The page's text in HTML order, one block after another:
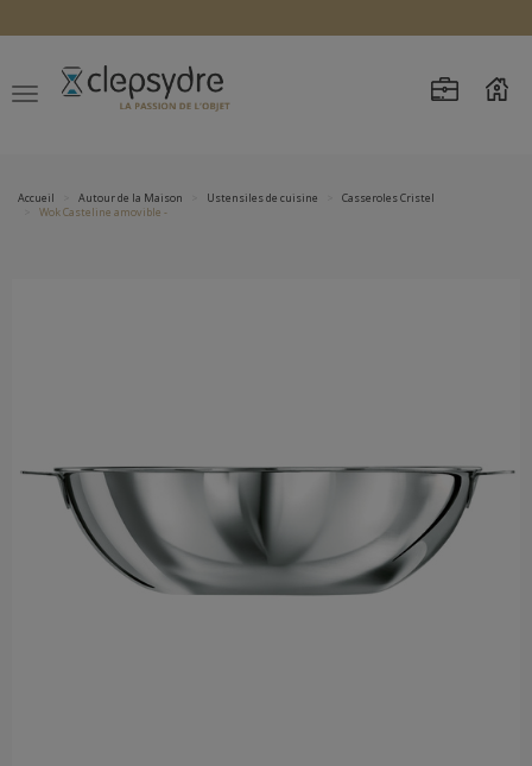
Accueil Autour de la Maison Ustensiles de cuisine
Casseroles Cristel
Wok Casteline amovible -